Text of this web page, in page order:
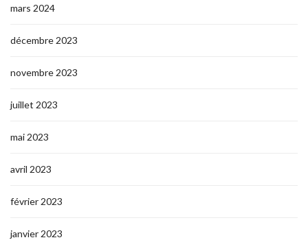
mars 2024
décembre 2023
novembre 2023
juillet 2023
mai 2023
avril 2023
février 2023
janvier 2023